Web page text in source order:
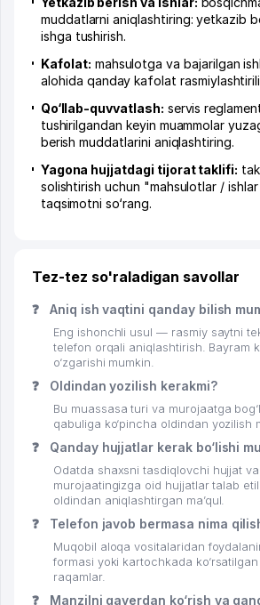
muddatlarni aniqlashtiring: yetkazib
ishga tushirish.
Kafolat: mahsulotga va bajarilgan
alohida qanday kafolat
Qo‘llab-quvvatlash: servis
tushirilgandan keyin muammolar
berish muddatlarini aniqlashtiring.
Yagona hujjatdagi tijorat taklifi:
solishtirish uchun "mahsulotlar /
taqsimotni so‘rang.
Tez-tez so'raladigan savollar
❓ Aniq ish vaqtini qanday bilish
Eng ishonchli usul — rasmiy saytni
telefon orqali aniqlashtirish. Bayram
o‘zgarishi mumkin.
❓ Oldindan yozilish kerakmi?
Bu muassasa turi va murojaatga
qabuliga ko‘pincha oldindan yozilish
❓ Qanday hujjatlar kerak bo‘lishi
Odatda shaxsni tasdiqlovchi hujjat
murojaatingizga oid hujjatlar talab
oldindan aniqlashtirgan ma’qul.
❓ Telefon javob bermasa nima
Muqobil aloqa vositalaridan
formasi yoki kartochkada
raqamlar.
❓
Manzilni qayerdan ko‘rish va